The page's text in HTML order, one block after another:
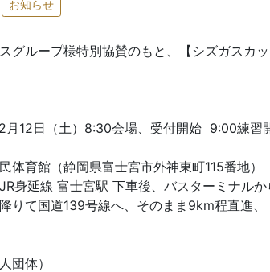
お知らせ
グループ様特別協賛のもと、【シズガスカ
月12日（土）8:30会場、受付開始 9:00練習
体育館（静岡県富士宮市外神東町115番地）
JR身延線 富士宮駅 下車後、バスターミナル
降りて国道139号線へ、そのまま9km程直進
体）